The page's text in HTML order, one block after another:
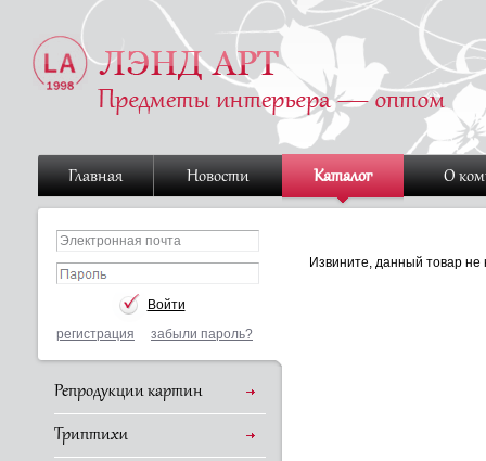
Главная Новости Каталог О
регистрация забыли пароль?
Репродукции картин
Триптихи
Извините, данный товар не